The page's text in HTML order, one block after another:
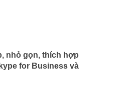
nhỏ gọn, thích hợp
for Business và